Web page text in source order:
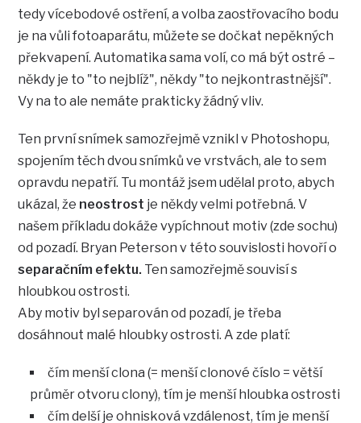
tedy vícebodové ostření, a volba zaostřovacího bodu
je na vůli fotoaparátu, můžete se dočkat nepěkných
překvapení. Automatika sama volí, co má být ostré –
někdy je to "to nejblíž", někdy "to nejkontrastnější".
Vy na to ale nemáte prakticky žádný vliv.
Ten první snímek samozřejmě vznikl v Photoshopu,
spojením těch dvou snímků ve vrstvách, ale to sem
opravdu nepatří. Tu montáž jsem udělal proto, abych
ukázal, že neostrost je někdy velmi potřebná. V
našem příkladu dokáže vypíchnout motiv (zde sochu)
od pozadí. Bryan Peterson v této souvislosti hovoří o
separačním efektu. Ten samozřejmě souvisí s
hloubkou ostrosti.
Aby motiv byl separován od pozadí, je třeba
dosáhnout malé hloubky ostrosti. A zde platí:
čím menší clona (= menší clonové číslo = větší
průměr otvoru clony), tím je menší hloubka ostrosti
čím delší je ohnisková vzdálenost, tím je menší